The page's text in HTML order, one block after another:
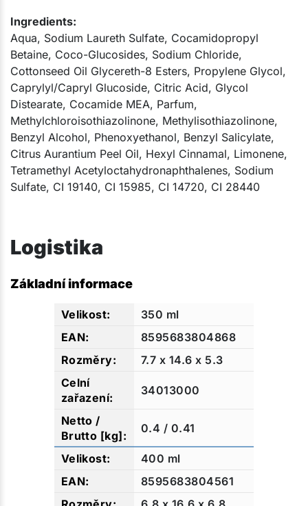
Ingredients:
Aqua, Sodium Laureth Sulfate, Cocamidopropyl
Betaine, Coco-Glucosides, Sodium Chloride,
Cottonseed Oil Glycereth-8 Esters, Propylene Glycol,
Caprylyl/Capryl Glucoside, Citric Acid, Glycol
Distearate, Cocamide MEA, Parfum,
Methylchloroisothiazolinone, Methylisothiazolinone,
Benzyl Alcohol, Phenoxyethanol, Benzyl Salicylate,
Citrus Aurantium Peel Oil, Hexyl Cinnamal, Limonene,
Tetramethyl Acetyloctahydronaphthalenes, Sodium
Sulfate, CI 19140, CI 15985, CI 14720, CI 28440​
Logistika
Základní informace
350 ml
8595683804868
7.7 x 14.6 x 5.3
34013000
0.4 / 0.41
400 ml
8595683804561